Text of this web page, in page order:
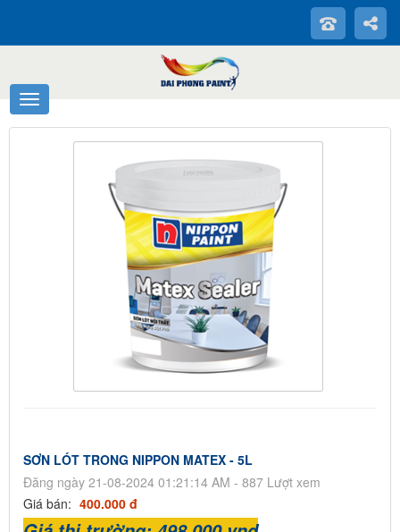
SƠN LÓT TRONG NIPPON MATEX - 5L
Đăng ngày 21-08-2024 01:21:14 AM - 887 Lượt xem
Giá bán: 400.000 đ